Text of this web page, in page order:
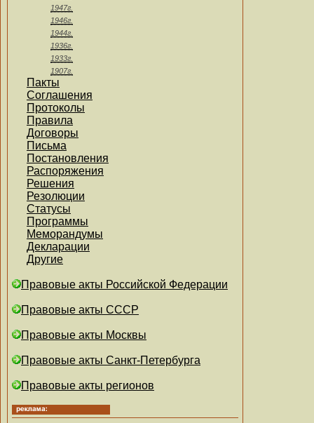
1947г.
1946г.
1944г.
1936г.
1933г.
1907г.
Пакты
Соглашения
Протоколы
Правила
Договоры
Письма
Постановления
Распоряжения
Решения
Резолюции
Статусы
Программы
Меморандумы
Декларации
Другие
Правовые акты Российской Федерации
Правовые акты СССР
Правовые акты Москвы
Правовые акты Санкт-Петербурга
Правовые акты регионов